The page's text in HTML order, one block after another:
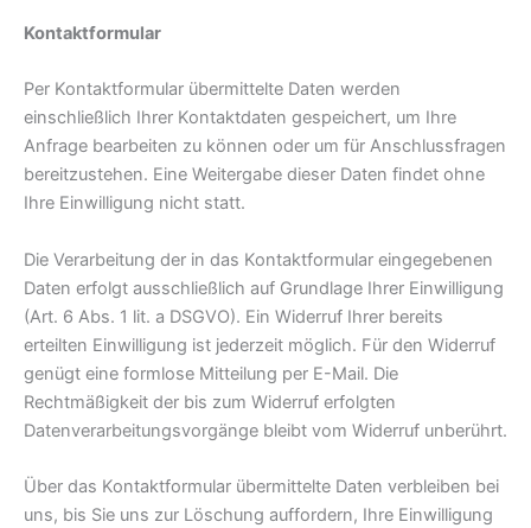
Kontaktformular
Per Kontaktformular übermittelte Daten werden
einschließlich Ihrer Kontaktdaten gespeichert, um Ihre
Anfrage bearbeiten zu können oder um für Anschlussfragen
bereitzustehen. Eine Weitergabe dieser Daten findet ohne
Ihre Einwilligung nicht statt.
Die Verarbeitung der in das Kontaktformular eingegebenen
Daten erfolgt ausschließlich auf Grundlage Ihrer Einwilligung
(Art. 6 Abs. 1 lit. a DSGVO). Ein Widerruf Ihrer bereits
erteilten Einwilligung ist jederzeit möglich. Für den Widerruf
genügt eine formlose Mitteilung per E-Mail. Die
Rechtmäßigkeit der bis zum Widerruf erfolgten
Datenverarbeitungsvorgänge bleibt vom Widerruf unberührt.
Über das Kontaktformular übermittelte Daten verbleiben bei
uns, bis Sie uns zur Löschung auffordern, Ihre Einwilligung